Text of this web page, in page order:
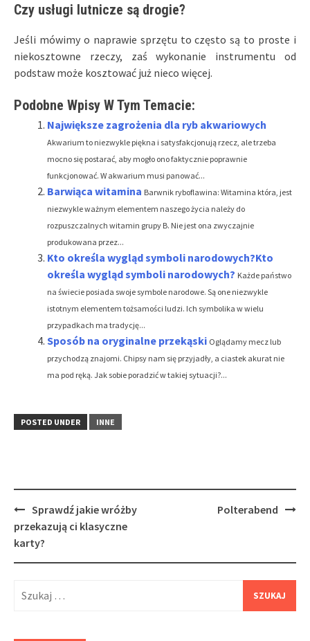
Czy usługi lutnicze są drogie?
Jeśli mówimy o naprawie sprzętu to często są to proste i
niekosztowne rzeczy, zaś wykonanie instrumentu od
podstaw może kosztować już nieco więcej.
Podobne Wpisy W Tym Temacie:
Największe zagrożenia dla ryb akwariowych
Akwarium to niezwykle piękna i satysfakcjonują rzecz, ale trzeba
mocno się postarać, aby mogło ono faktycznie poprawnie
funkcjonować. W akwarium musi panować...
Barwiąca witamina Barwnik ryboflawina: Witamina która, jest
niezwykle ważnym elementem naszego życia należy do
rozpuszczalnych witamin grupy B. Nie jest ona zwyczajnie
produkowana przez...
Kto określa wygląd symboli narodowych?Kto
określa wygląd symboli narodowych? Każde państwo
na świecie posiada swoje symbole narodowe. Są one niezwykle
istotnym elementem tożsamości ludzi. Ich symbolika w wielu
przypadkach ma tradycję...
Sposób na oryginalne przekąski Oglądamy mecz lub
przychodzą znajomi. Chipsy nam się przyjadły, a ciastek akurat nie
ma pod ręką. Jak sobie poradzić w takiej sytuacji?...
POSTED UNDER INNE
Post
navigation
Sprawdź jakie wróżby
przekazują ci klasyczne
karty?
Polterabend